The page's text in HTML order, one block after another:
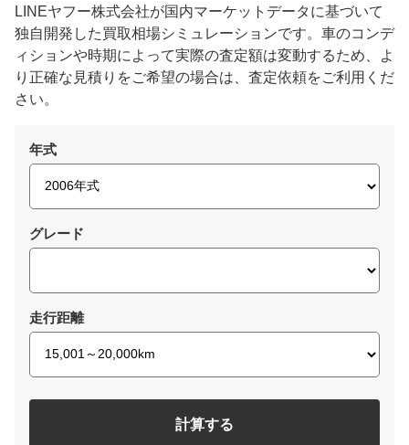
LINEヤフー株式会社が国内マーケットデータに基づいて
独自開発した買取相場シミュレーションです。車のコンデ
ィションや時期によって実際の査定額は変動するため、よ
り正確な見積りをご希望の場合は、査定依頼をご利用くだ
さい。
年式
グレード
走行距離
計算する